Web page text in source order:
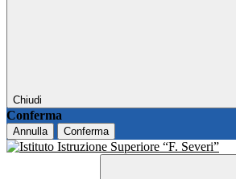
Chiudi
Conferma
Annulla Conferma